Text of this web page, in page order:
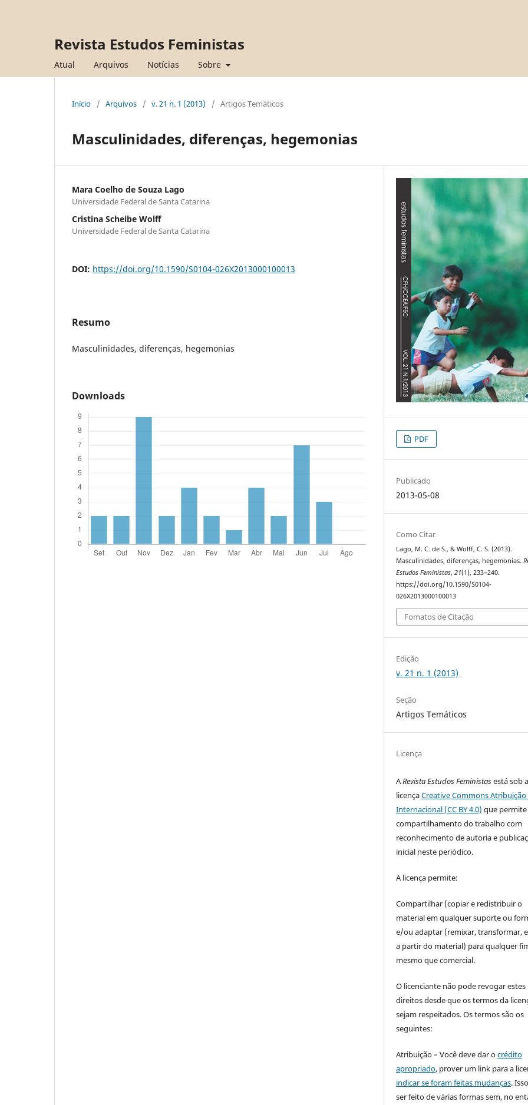
Revista Estudos Feministas
Atual Arquivos Notícias Sobre
Início / Arquivos / v. 21 n. 1 (2013) / Artigos Temáticos
Masculinidades, diferenças, hegemonias
Mara Coelho de Souza Lago
Universidade Federal de Santa Catarina
Cristina Scheibe Wolff
Universidade Federal de Santa Catarina
DOI: https://doi.org/10.1590/S0104-026X2013000100013
Resumo
Masculinidades, diferenças, hegemonias
Downloads
PDF
Publicado
2013-05-08
Como Citar
Lago, M. C. de S., & Wolff, C. S. (2013).
Masculinidades, diferenças, hegemonias.
Estudos Feministas,21(1), 233–240.
https://doi.org/10.1590/S0104-
026X2013000100013
Fomatos de Citação
Edição
v. 21 n. 1 (2013)
Seção
Artigos Temáticos
Licença
ARevista Estudos Feministasestá sob a
licençaCreative Commons Atribuição
Internacional (CC BY 4.0) que
compartilhamento do trabalho com
reconhecimento de autoria e
inicial neste periódico.
A licença permite:
Compartilhar (copiar e redistribuir o
material em qualquer suporte ou
e/ou adaptar (remixar, transformar,
a partir do material) para qualquer
mesmo que comercial.
O licenciante não pode revogar estes
direitos desde que os termos da
sejam respeitados. Os termos são os
seguintes:
Atribuição – Você deve dar ocrédito
apropriado, prover um link para a
indicar se foram feitas mudanças.
ser feito de várias formas sem, no